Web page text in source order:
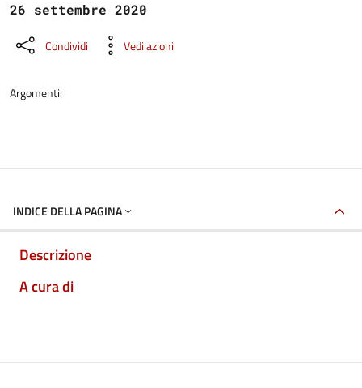
26 settembre 2020
Condividi Vedi azioni
Argomenti:
INDICE DELLA PAGINA
Descrizione
A cura di